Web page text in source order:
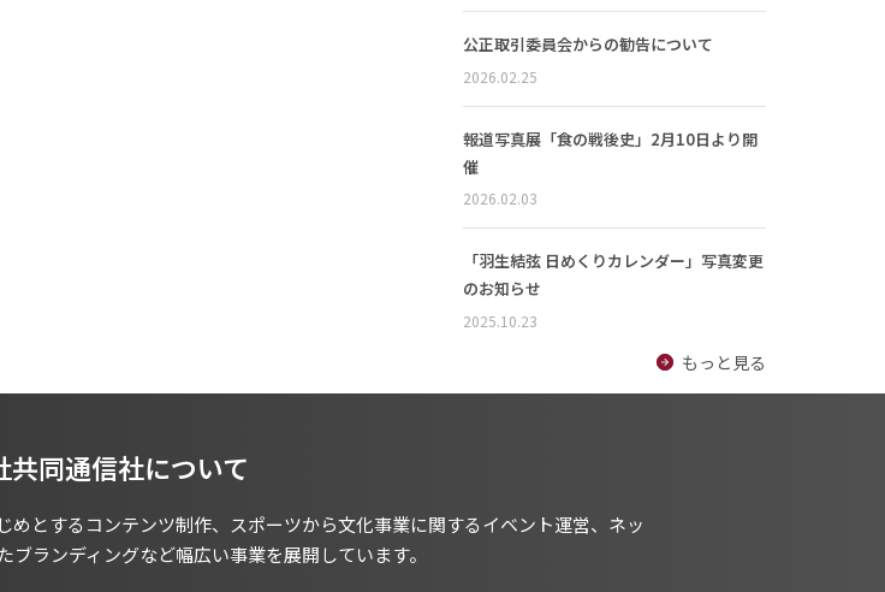
公正取引委員会からの勧告について
2026.02.25
報道写真展「食の戦後史」2月10日より開
催
2026.02.03
「羽生結弦 日めくりカレンダー」写真変更
のお知らせ
2025.10.23
もっと見る
共同通信社について
とするコンテンツ制作、スポーツから文化事業に関するイベント運営、ネッ
ブランディングなど幅広い事業を展開しています。